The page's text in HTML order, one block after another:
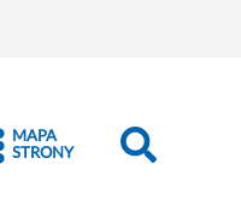
- LinkedIn
MAPA
STRONY